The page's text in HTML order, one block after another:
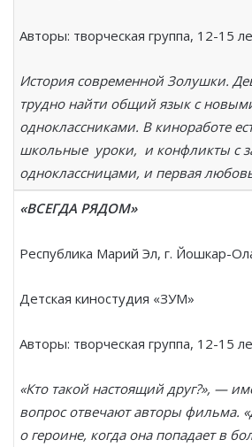
Авторы: творческая группа, 12-15
История современной Золушки.
трудно найти общий язык с
одноклассниками. В киноработе
школьные уроки, и конфликты с
одноклассницами, и первая
«ВСЕГДА РЯДОМ»
Республика Марий Эл, г. Йошкар-
Детская киностудия «ЗУМ»
Авторы: творческая группа, 12-15
«Кто такой настоящий друг?», —
вопрос отвечают авторы фильма.
о героине, когда она попадает в